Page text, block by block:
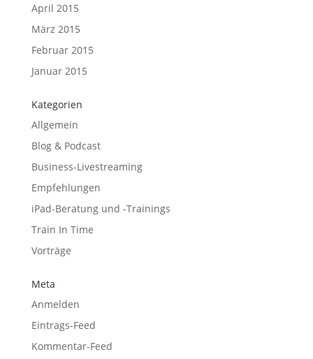
April 2015
März 2015
Februar 2015
Januar 2015
Kategorien
Allgemein
Blog & Podcast
Business-Livestreaming
Empfehlungen
iPad-Beratung und -Trainings
Train In Time
Vorträge
Meta
Anmelden
Eintrags-Feed
Kommentar-Feed